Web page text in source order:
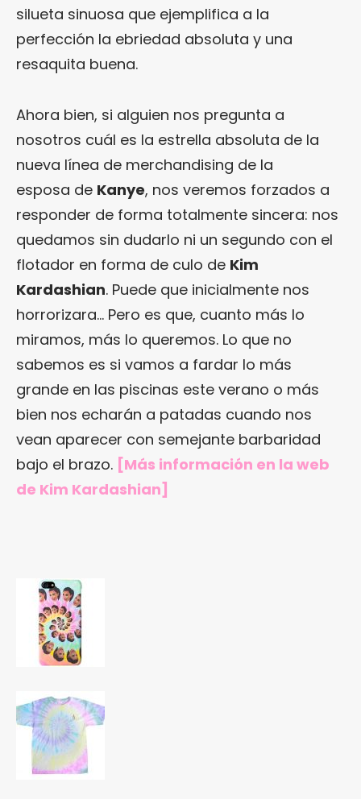
silueta sinuosa que ejemplifica a la
perfección la ebriedad absoluta y una
resaquita buena.
Ahora bien, si alguien nos pregunta a
nosotros cuál es la estrella absoluta de la
nueva línea de merchandising de la
esposa de Kanye, nos veremos forzados a
responder de forma totalmente sincera: nos
quedamos sin dudarlo ni un segundo con el
flotador en forma de culo de Kim
Kardashian. Puede que inicialmente nos
horrorizara… Pero es que, cuanto más lo
miramos, más lo queremos. Lo que no
sabemos es si vamos a fardar lo más
grande en las piscinas este verano o más
bien nos echarán a patadas cuando nos
vean aparecer con semejante barbaridad
bajo el brazo. [Más información en la web
de Kim Kardashian]